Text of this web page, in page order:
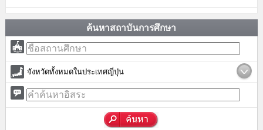
ค้นหาสถาบันการศึกษา
จังหวัดทั้งหมดในประเทศญี่ปุ่น